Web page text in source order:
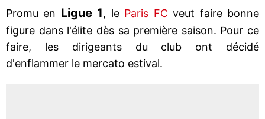
Promu en Ligue 1, le Paris FC veut faire bonne
figure dans l'élite dès sa première saison. Pour ce
faire, les dirigeants du club ont décidé
d'enflammer le mercato estival.